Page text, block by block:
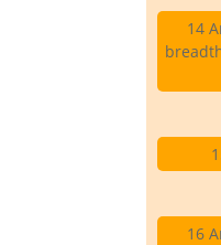
14
16